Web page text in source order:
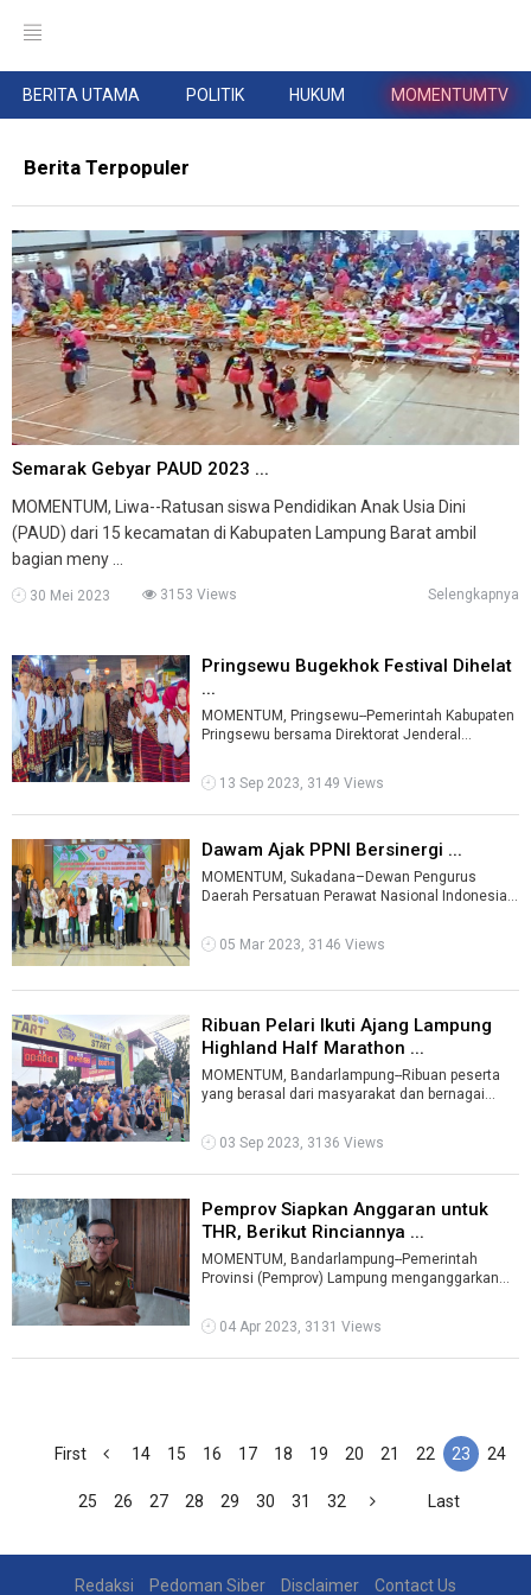
BERITA UTAMA POLITIK HUKUM MOMENTUMTV
Berita Terpopuler
Semarak Gebyar PAUD 2023 ...
MOMENTUM, Liwa--Ratusan siswa Pendidikan Anak Usia Dini
(PAUD) dari 15 kecamatan di Kabupaten Lampung Barat ambil
bagian meny ...
30 Mei 2023 3153 Views Selengkapnya
Pringsewu Bugekhok Festival Dihelat
...
MOMENTUM, Pringsewu--Pemerintah Kabupaten
Pringsewu bersama Direktorat Jenderal
13 Sep 2023, 3149 Views
Dawam Ajak PPNI Bersinergi ...
MOMENTUM, Sukadana–Dewan Pengurus
Daerah Persatuan Perawat Nasional Indonesia
Peng ...
05 Mar 2023, 3146 Views
Ribuan Pelari Ikuti Ajang Lampung
Highland Half Marathon ...
MOMENTUM, Bandarlampung--Ribuan peserta
yang berasal dari masyarakat dan bernagai
03 Sep 2023, 3136 Views
Pemprov Siapkan Anggaran untuk
THR, Berikut Rinciannya ...
MOMENTUM, Bandarlampung--Pemerintah
Provinsi (Pemprov) Lampung menganggarkan
ra ...
04 Apr 2023, 3131 Views
First 14 15 16 17 18 19 20 21 22 23 24
25 26 27 28 29 30 31 32 Last
Redaksi Pedoman Siber Disclaimer Contact Us